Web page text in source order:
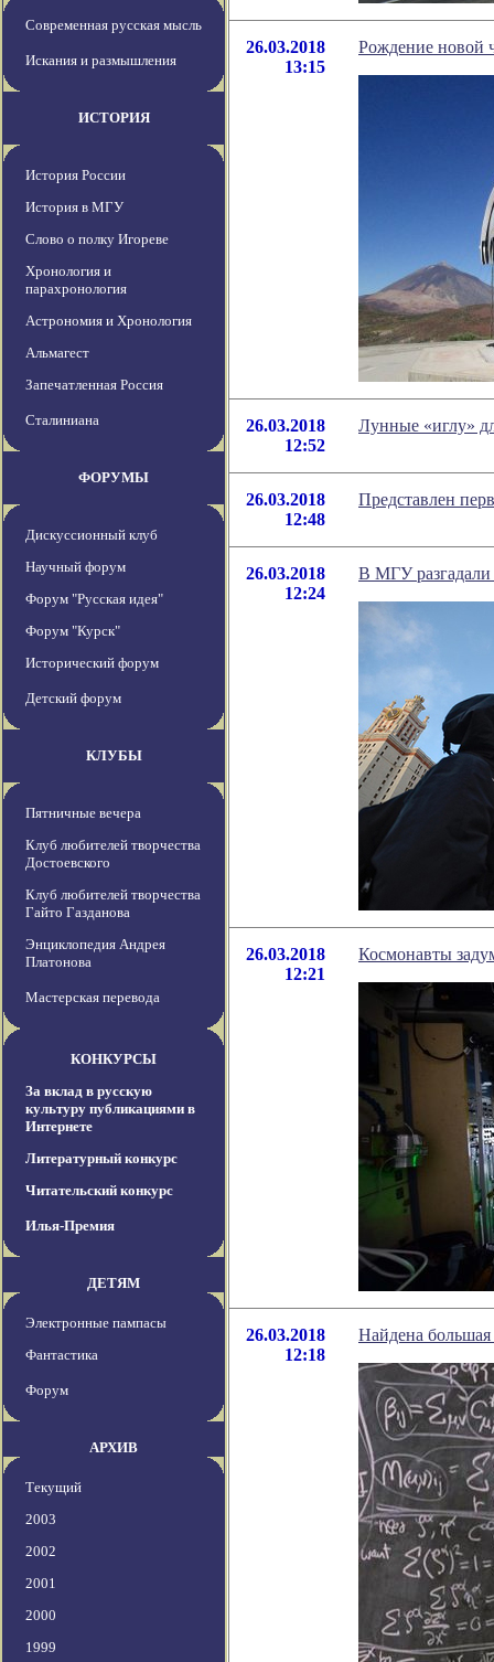
Современная русская мысль
Искания и размышления
ИСТОРИЯ
История России
История в МГУ
Слово о полку Игореве
Хронология и
парахронология
Астрономия и Хронология
Альмагест
Запечатленная Россия
Сталиниана
ФОРУМЫ
Дискуссионный клуб
Научный форум
Форум "Русская идея"
Форум "Курск"
Исторический форум
Детский форум
КЛУБЫ
Пятничные вечера
Клуб любителей творчества
Достоевского
Клуб любителей творчества
Гайто Газданова
Энциклопедия Андрея
Платонова
Мастерская перевода
КОНКУРСЫ
За вклад в русскую
культуру публикациями в
Интернете
Литературный конкурс
Читательский конкурс
Илья-Премия
ДЕТЯМ
Электронные пампасы
Фантастика
Форум
АРХИВ
Текущий
2003
2002
2001
2000
1999
26.03.2018
13:15
Рождение новой
26.03.2018
12:52
Лунные «иглу»
26.03.2018
12:48
Представлен
26.03.2018
12:24
В МГУ разгадали
26.03.2018
12:21
Космонавты
26.03.2018
12:18
Найдена большая